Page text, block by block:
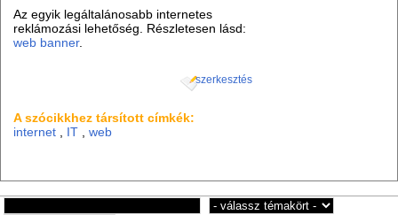
Az egyik legáltalánosabb internetes
reklámozási lehetőség. Részletesen lásd:
web banner.
szerkesztés
A szócikkhez társított címkék:
internet
IT ,web